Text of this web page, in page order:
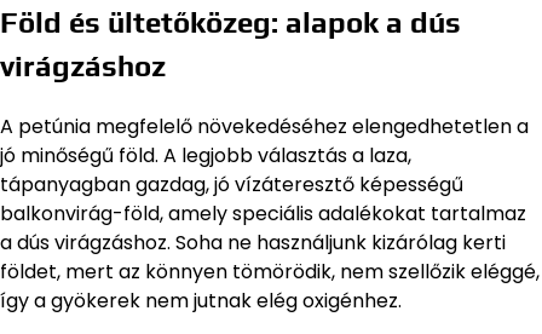
Föld és ültetőközeg: alapok a dús
virágzáshoz
A petúnia megfelelő növekedéséhez elengedhetetlen a
jó minőségű föld. A legjobb választás a laza,
tápanyagban gazdag, jó vízáteresztő képességű
balkonvirág-föld, amely speciális adalékokat tartalmaz
a dús virágzáshoz. Soha ne használjunk kizárólag kerti
földet, mert az könnyen tömörödik, nem szellőzik eléggé,
így a gyökerek nem jutnak elég oxigénhez.